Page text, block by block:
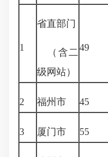
1
省直部门
（含二
级网站）
49
2 福州市 45
3 厦门市 55